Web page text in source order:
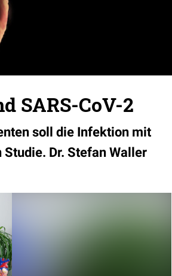
SARS-CoV-2
soll die Infektion mit
Dr. Stefan Waller